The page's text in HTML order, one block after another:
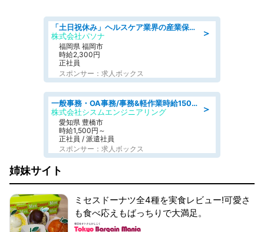
＞
「土日祝休み」ヘルスケア業界の産業保健師/高時給/未経験OK/要資格:保健師、正看護師
株式会社パソナ
福岡県 福岡市
時給2,300円
正社員
スポンサー：求人ボックス
＞
一般事務・OA事務/事務&軽作業時給1500円土日祝休み各種社保完備
株式会社シスムエンジニアリング
愛知県 豊橋市
時給1,500円～
正社員 / 派遣社員
スポンサー：求人ボックス
姉妹サイト
ミセスドーナツ全4種を実食レビュー!可愛さ
も食べ応えもばっちりで大満足。